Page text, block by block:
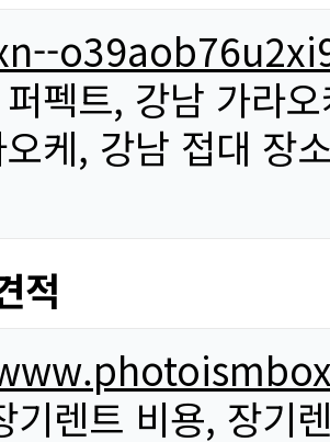
펙트, 강남 가라
케, 강남 접대 장
적
기렌트 비용, 장기